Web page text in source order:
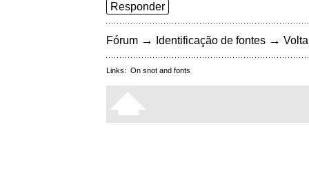
Responder
Fórum → Identificação de fontes →
Links: On snot and fonts